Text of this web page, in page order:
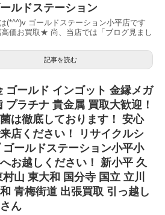
ルドステーション
(*^^)v ゴールドステーション小平店です
価お買取★ 尚、当店では「ブログ見まし
記事を読む
ゴールド インゴット 金縁メガ
プラチナ 貴金属 買取大歓迎！
は徹底しております！ 安心
店ください！ リサイクルシ
ゴールドステーション小平小
お越しください！ 新小平 久
山 東大和 国分寺 国立 立川
青梅街道 出張買取 引っ越し
ん